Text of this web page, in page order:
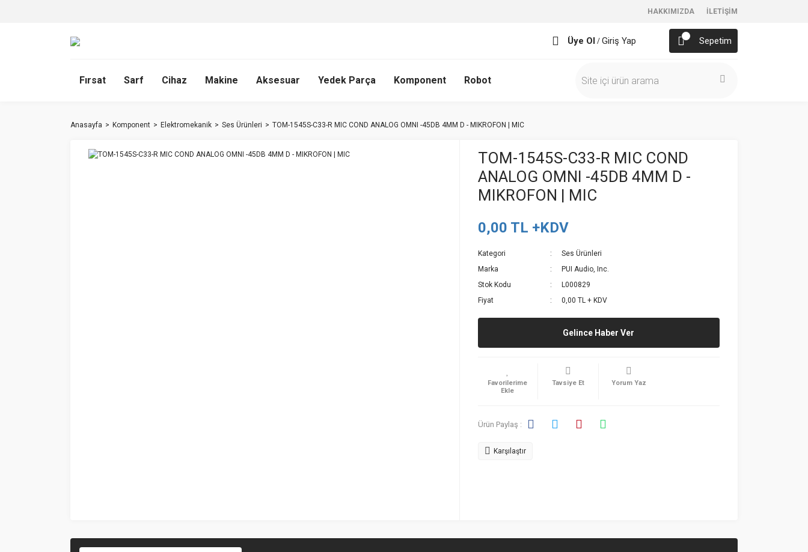
HAKKIMIZDA İLETİŞİM
Üye Ol / Giriş Yap Sepetim
Fırsat Sarf Cihaz Makine Aksesuar Yedek Parça Komponent Robot
Anasayfa Komponent Elektromekanik Ses Ürünleri TOM-1545S-C33-R MIC COND ANALOG OMNI -45DB 4MM D - MIKROFON | MIC
TOM-1545S-C33-R MIC COND
ANALOG OMNI -45DB 4MM D -
MIKROFON | MIC
0,00 TL +KDV
Kategori
Ses Ürünleri
Marka
PUI Audio, Inc.
Stok Kodu
L000829
Fiyat
0,00 TL + KDV
Gelince Haber Ver
Tavsiye Et Yorum Yaz
Ürün Paylaş :
Karşılaştır